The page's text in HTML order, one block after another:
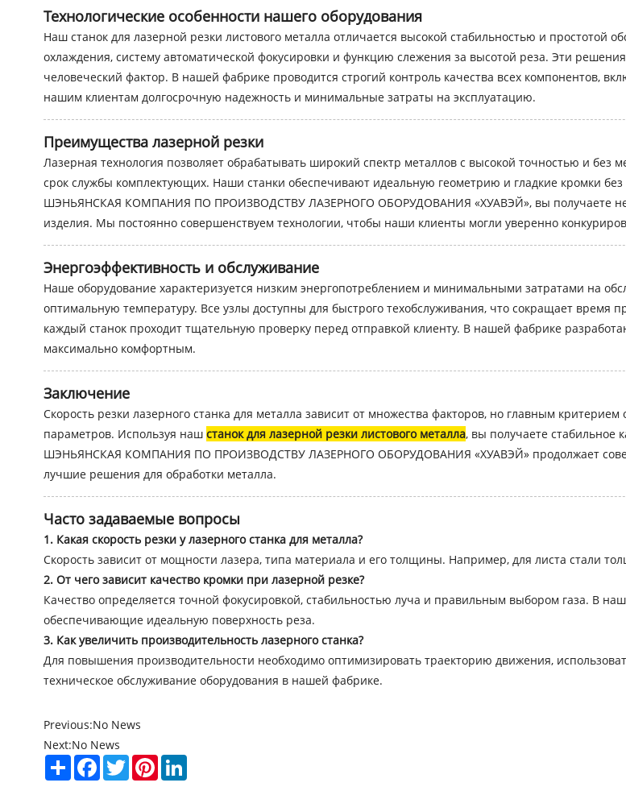
Технологические особенности нашего оборудования
Наш станок для лазерной резки листового металла отличается высокой стабильностью и простотой
охлаждения, систему автоматической фокусировки и функцию слежения за высотой реза. Эти
человеческий фактор. В нашей фабрике проводится строгий контроль качества всех компонентов,
нашим клиентам долгосрочную надежность и минимальные затраты на эксплуатацию.
Преимущества лазерной резки
Лазерная технология позволяет обрабатывать широкий спектр металлов с высокой точностью и без
срок службы комплектующих. Наши станки обеспечивают идеальную геометрию и гладкие кромки
ШЭНЬЯНСКАЯ КОМПАНИЯ ПО ПРОИЗВОДСТВУ ЛАЗЕРНОГО ОБОРУДОВАНИЯ «ХУАВЭЙ», вы получаете не
изделия. Мы постоянно совершенствуем технологии, чтобы наши клиенты могли уверенно
Энергоэффективность и обслуживание
Наше оборудование характеризуется низким энергопотреблением и минимальными затратами на
оптимальную температуру. Все узлы доступны для быстрого техобслуживания, что сокращает время
каждый станок проходит тщательную проверку перед отправкой клиенту. В нашей фабрике
максимально комфортным.
Заключение
Скорость резки лазерного станка для металла зависит от множества факторов, но главным
параметров. Используя наш станок для лазерной резки листового металла, вы получаете стабильное
ШЭНЬЯНСКАЯ КОМПАНИЯ ПО ПРОИЗВОДСТВУ ЛАЗЕРНОГО ОБОРУДОВАНИЯ «ХУАВЭЙ» продолжает
лучшие решения для обработки металла.
Часто задаваемые вопросы
1. Какая скорость резки у лазерного станка для металла?
Скорость зависит от мощности лазера, типа материала и его толщины. Например, для листа стали
2. От чего зависит качество кромки при лазерной резке?
Качество определяется точной фокусировкой, стабильностью луча и правильным выбором газа. В
обеспечивающие идеальную поверхность реза.
3. Как увеличить производительность лазерного станка?
Для повышения производительности необходимо оптимизировать траекторию движения,
техническое обслуживание оборудования в нашей фабрике.
Previous:No News
Next:No News
ShareFacebook
TwitterPinterestLinkedIn